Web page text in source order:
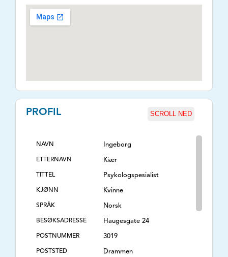
PROFIL SCROLL NED
NAVN Ingeborg
ETTERNAVN Kiær
TITTEL Psykologspesialist
KJØNN Kvinne
SPRÅK Norsk
BESØKSADRESSE Haugesgate 24
POSTNUMMER 3019
POSTSTED Drammen